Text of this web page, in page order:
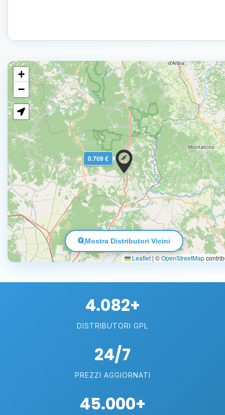
0.709 €
+
−
Leaflet | ©OpenStreetMap
Mostra Distributori Vicini
4.082+
DISTRIBUTORI GPL
24/7
PREZZI AGGIORNATI
45.000+